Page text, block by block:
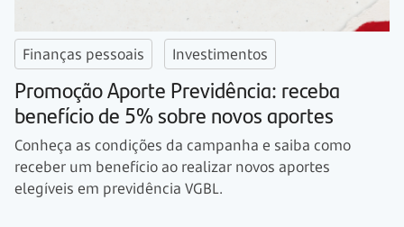
Finanças pessoais Investimentos
Promoção Aporte Previdência: receba
benefício de 5% sobre novos aportes
Conheça as condições da campanha e saiba como
receber um benefício ao realizar novos aportes
elegíveis em previdência VGBL.